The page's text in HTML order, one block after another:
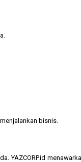
bisnis.
YAZCORP.id